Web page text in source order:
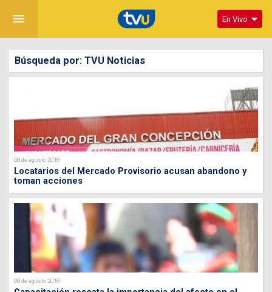
menu En Vivo
Búsqueda por: TVU Noticias
08 de agosto 2018
Locatarios del Mercado Provisorio acusan abandono y
toman acciones
08 de agosto 2018